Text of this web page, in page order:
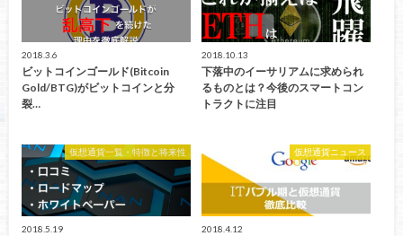
2018.3.6
ビットコインゴールド(Bitcoin
Gold/BTG)がビットコインと分
裂…
2018.10.13
下落中のイーサリアムに求められ
るものとは？今後のスマートコン
トラクトに注目
仮想通貨一覧・特徴と将来性
2018.5.19
仮想通貨ニュース
2018.4.12